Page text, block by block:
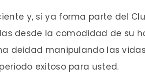
y, si ya forma parte del
desde la comodidad de su
deidad manipulando las
exitoso para usted.